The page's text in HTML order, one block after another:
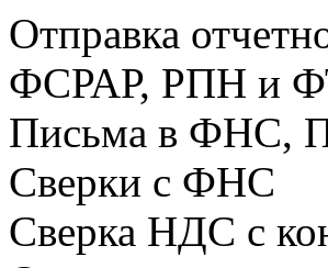
Отправка
ФСРАР, РПН и
Письма в ФНС,
Сверки с ФНС
Сверка НДС с